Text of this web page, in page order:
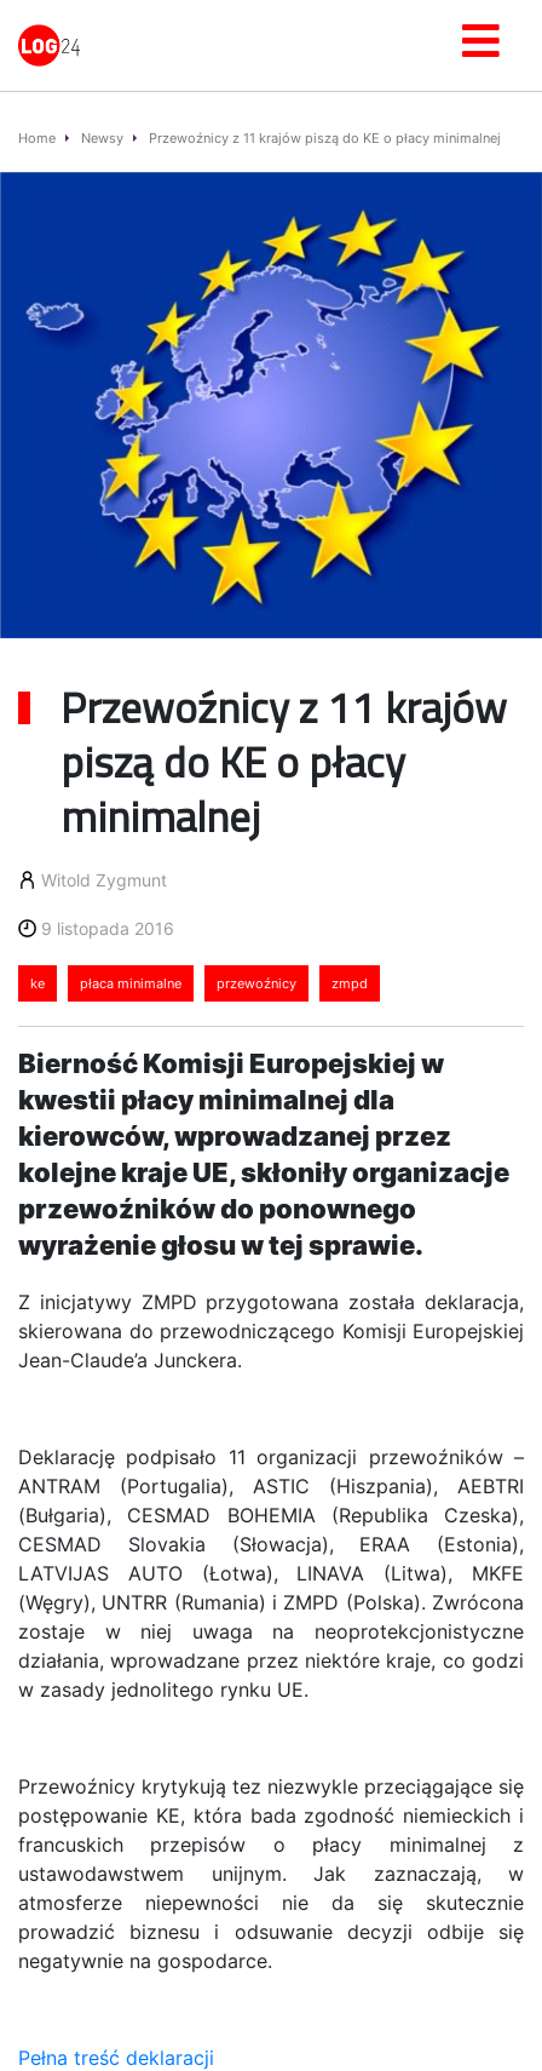
Home Newsy Przewoźnicy z 11 krajów piszą do KE o płacy minimalnej
Przewoźnicy z 11 krajów
piszą do KE o płacy
minimalnej
Witold Zygmunt
9 listopada 2016
ke płaca minimalne przewoźnicy zmpd
Bierność Komisji Europejskiej w
kwestii płacy minimalnej dla
kierowców, wprowadzanej przez
kolejne kraje UE, skłoniły organizacje
przewoźników do ponownego
wyrażenie głosu w tej sprawie.
Z inicjatywy ZMPD przygotowana została deklaracja,
skierowana do przewodniczącego Komisji Europejskiej
Jean-Claude’a Junckera.
Deklarację podpisało 11 organizacji przewoźników –
ANTRAM (Portugalia), ASTIC (Hiszpania), AEBTRI
(Bułgaria), CESMAD BOHEMIA (Republika Czeska),
CESMAD Slovakia (Słowacja), ERAA (Estonia),
LATVIJAS AUTO (Łotwa), LINAVA (Litwa), MKFE
(Węgry), UNTRR (Rumania) i ZMPD (Polska). Zwrócona
zostaje w niej uwaga na neoprotekcjonistyczne
działania, wprowadzane przez niektóre kraje, co godzi
w zasady jednolitego rynku UE.
Przewoźnicy krytykują tez niezwykle przeciągające się
postępowanie KE, która bada zgodność niemieckich i
francuskich przepisów o płacy minimalnej z
ustawodawstwem unijnym. Jak zaznaczają, w
atmosferze niepewności nie da się skutecznie
prowadzić biznesu i odsuwanie decyzji odbije się
negatywnie na gospodarce.
Pełna treść deklaracji